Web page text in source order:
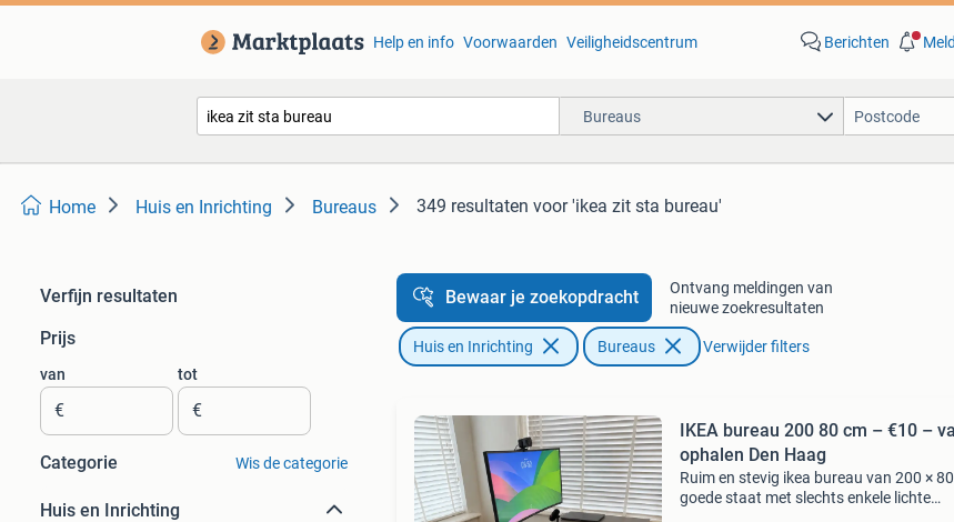
Help en info Voorwaarden Veiligheidscentrum Berichten
Bureaus
Home Huis en Inrichting Bureaus 349 resultaten voor 'ikea zit sta bureau'
Verfijn resultaten
Prijs
van
€
tot
€
Categorie Wis de categorie
Huis en Inrichting
Bewaar je zoekopdracht
Ontvang meldingen van
nieuwe zoekresultaten
Huis en Inrichting Bureaus Verwijder filters
IKEA bureau 200 80 cm – €10 – vandaag
ophalen Den Haag
Ruim en stevig ikea bureau van 200 ×
goede staat met slechts enkele lichte